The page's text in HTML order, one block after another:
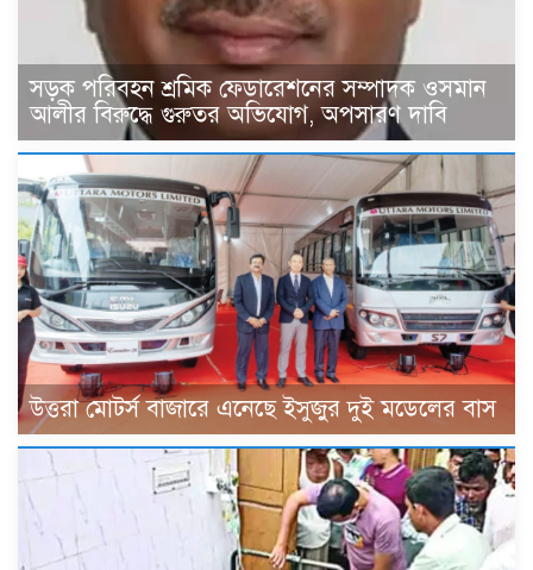
সড়ক পরিবহন শ্রমিক ফেডারেশনের সম্পাদক ওসমান
আলীর বিরুদ্ধে গুরুতর অভিযোগ, অপসারণ দাবি
উত্তরা মোটর্স বাজারে এনেছে ইসুজুর দুই মডেলের বাস